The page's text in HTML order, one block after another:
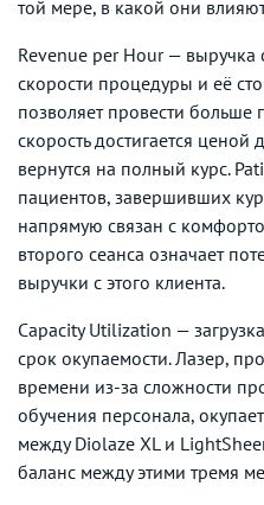
той мере, в какой они
Revenue per Hour — выручка
скорости процедуры и её
позволяет провести больше
скорость достигается
вернутся на полный курс.
пациентов, завершивших
напрямую связан с
второго сеанса означает
выручки с этого клиента.
Capacity Utilization —
срок окупаемости. Лазер,
времени из-за сложности
обучения персонала,
между Diolaze XL и
баланс между этими тремя